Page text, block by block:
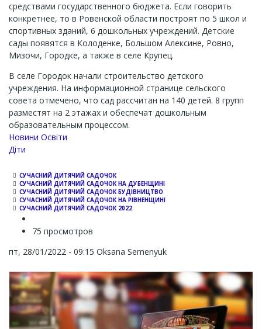
средствами государственного бюджета. Если говорить
конкретнее, то в Ровенской области построят по 5 школ и
спортивных зданий, 6 дошкольных учреждений. Детские
сады появятся в Колоденке, Большом Алексине, Ровно,
Мизочи, Городке, а также в селе Крупец.
В селе Городок начали строительство детского
учреждения. На информационной странице сельского
совета отмечено, что сад рассчитан на 140 детей. 8 групп
разместят на 2 этажах и обеспечат дошкольным
образовательным процессом.
Новини Освіти
Діти
СУЧАСНИЙ ДИТЯЧИЙ САДОЧОК
СУЧАСНИЙ ДИТЯЧИЙ САДОЧОК НА ДУБЕНЩИНІ
СУЧАСНИЙ ДИТЯЧИЙ САДОЧОК БУДІВНИЦТВО
СУЧАСНИЙ ДИТЯЧИЙ САДОЧОК НА РІВНЕНЩИНІ
СУЧАСНИЙ ДИТЯЧИЙ САДОЧОК 2022
75 просмотров
пт, 28/01/2022 - 09:15 Oksana Semenyuk